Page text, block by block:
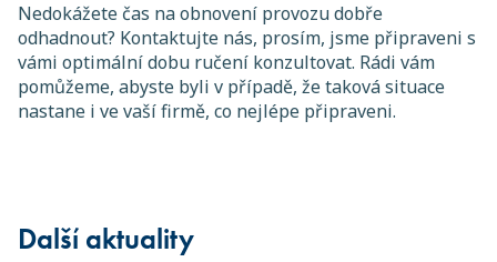
Nedokážete čas na obnovení provozu dobře
odhadnout? Kontaktujte nás, prosím, jsme připraveni s
vámi optimální dobu ručení konzultovat. Rádi vám
pomůžeme, abyste byli v případě, že taková situace
nastane i ve vaší firmě, co nejlépe připraveni.
Další aktuality